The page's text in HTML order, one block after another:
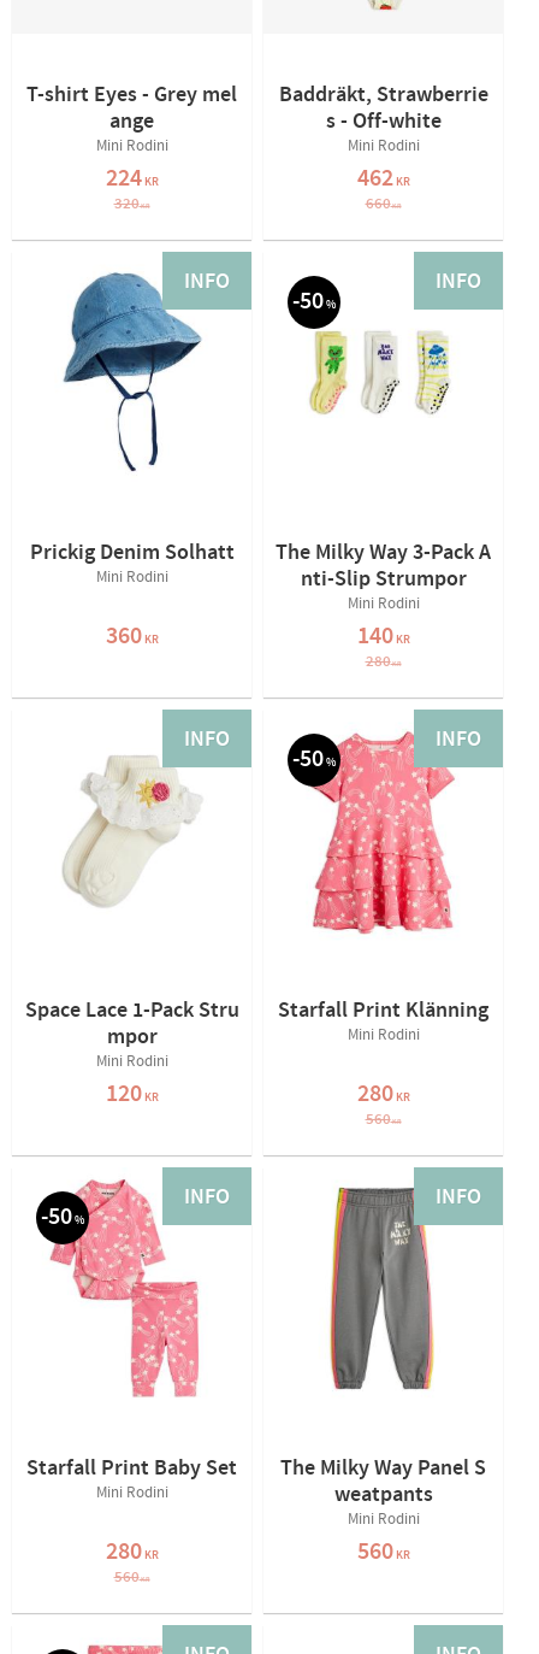
T-shirt Eyes - Grey mel
ange
Mini Rodini
224KR
320KR
Baddräkt, Strawberrie
s - Off-white
Mini Rodini
462KR
660KR
Prickig Denim Solhatt
Mini Rodini
360KR
INFO
The Milky Way 3-Pack A
nti-Slip Strumpor
Mini Rodini
140KR
280KR
50%
INFO
Space Lace 1-Pack Stru
mpor
Mini Rodini
120KR
INFO
Starfall Print Klänning
Mini Rodini
280KR
560KR
50%
INFO
Starfall Print Baby Set
Mini Rodini
280KR
560KR
50%
INFO
The Milky Way Panel S
weatpants
Mini Rodini
560KR
INFO